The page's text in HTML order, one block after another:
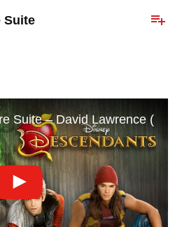
playlist_add
Suite
Suite – David Lawrence (